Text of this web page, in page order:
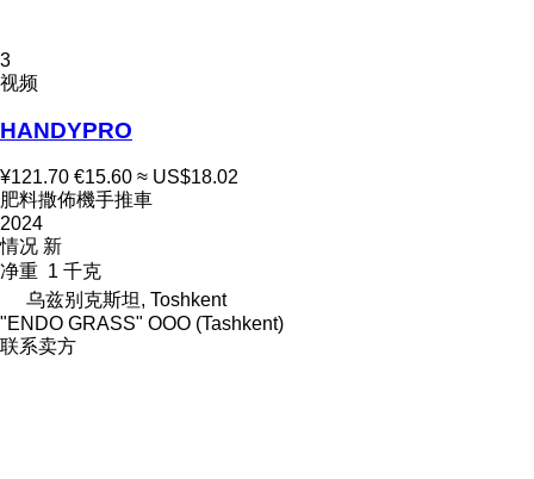
3
视频
HANDYPRO
¥121.70 €15.60 ≈ US$18.02
肥料撒佈機手推車
2024
情况 新
净重 1 千克
乌兹别克斯坦, Toshkent
"ENDO GRASS" OOO (Tashkent)
联系卖方